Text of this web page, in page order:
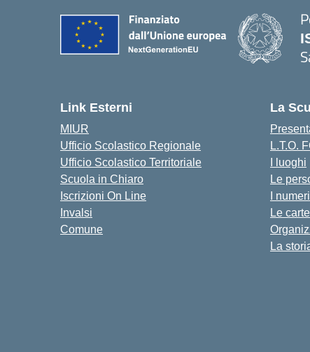
Link Esterni
MIUR
Ufficio Scolastico Regionale
Ufficio Scolastico Territoriale
Scuola in Chiaro
Iscrizioni On Line
Invalsi
Comune
La
L.T.O.
I luoghi
Le
I
Le
La